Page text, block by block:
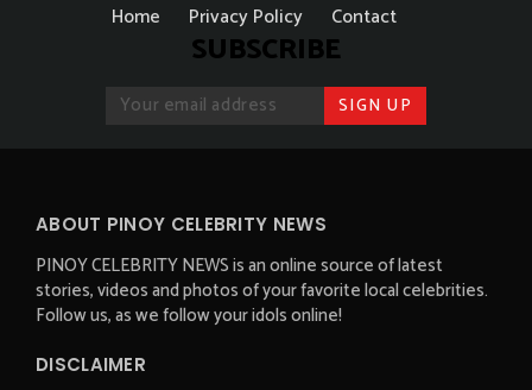
Home Privacy Policy Contact
SUBSCRIBE
ABOUT PINOY CELEBRITY NEWS
PINOY CELEBRITY NEWS is an online source of latest
stories, videos and photos of your favorite local celebrities.
Follow us, as we follow your idols online!
DISCLAIMER